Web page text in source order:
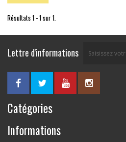
Résultats 1 - 1 sur 1.
Lettre d'informations
Catégories
Informations